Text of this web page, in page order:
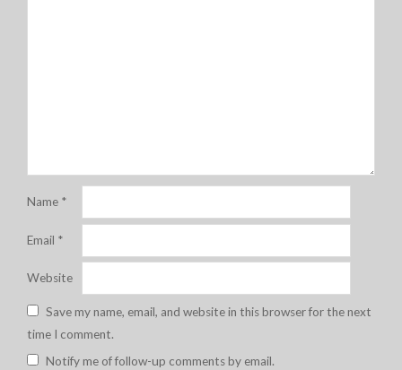
Name *
Email *
Website
Save my name, email, and website in this browser for the next
time I comment.
Notify me of follow-up comments by email.